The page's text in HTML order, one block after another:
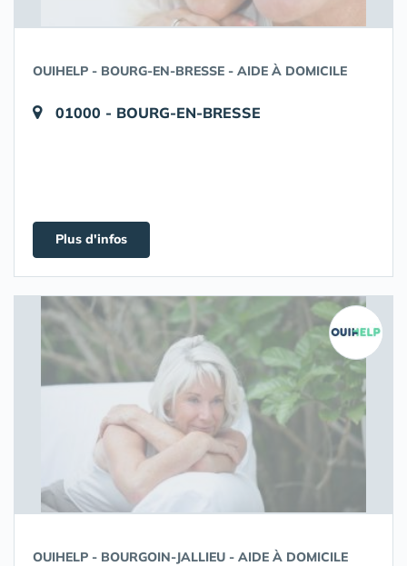
OUIHELP - BOURG-EN-BRESSE - AIDE À DOMICILE
01000 - BOURG-EN-BRESSE
Plus d'infos
OUIHELP - BOURGOIN-JALLIEU - AIDE À DOMICILE